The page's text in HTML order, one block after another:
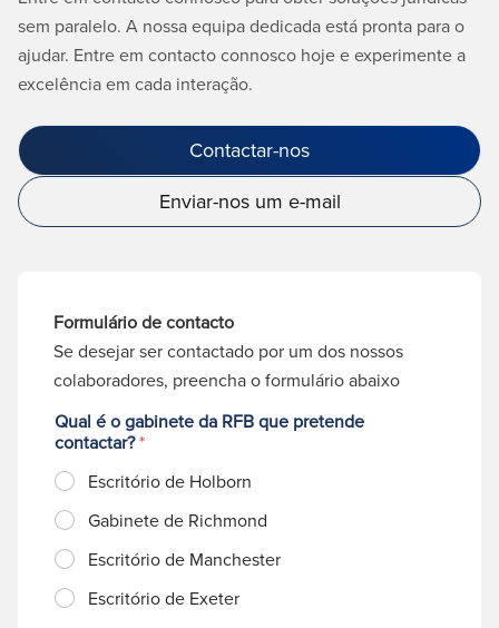
sem paralelo. A nossa equipa dedicada está pronta para o
ajudar. Entre em contacto connosco hoje e experimente a
excelência em cada interação.
Contactar-nos
Enviar-nos um e-mail
Formulário de contacto
Se desejar ser contactado por um dos nossos
colaboradores, preencha o formulário abaixo
Qual é o gabinete da RFB que pretende
contactar?*
Escritório de Holborn
Gabinete de Richmond
Escritório de Manchester
Escritório de Exeter